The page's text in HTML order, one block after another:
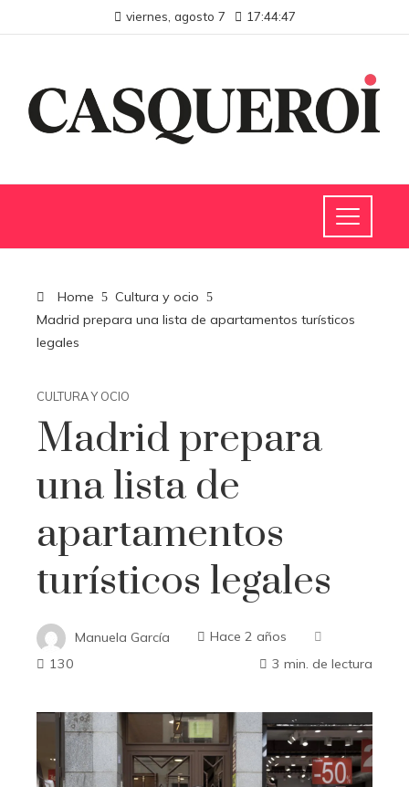
viernes, agosto 7 17:44:48
Home
Cultura y ocio
Madrid prepara una lista de apartamentos turísticos
legales
CULTURA Y OCIO
Madrid prepara
una lista de
apartamentos
turísticos legales
Manuela García
Hace 2 años
130
3 min. de lectura